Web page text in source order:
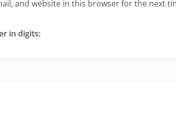
and website in this browser for the next
in digits: